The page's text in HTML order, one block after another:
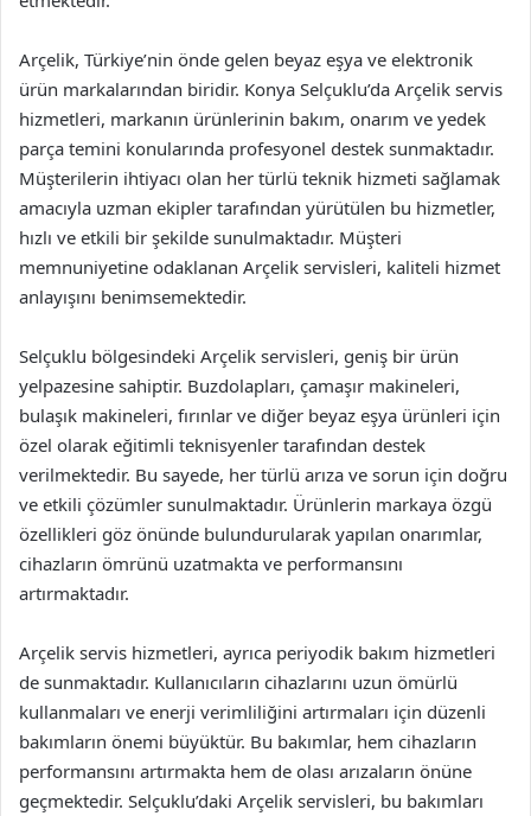
Arçelik, Türkiye’nin önde gelen beyaz eşya ve elektronik
ürün markalarından biridir. Konya Selçuklu’da Arçelik servis
hizmetleri, markanın ürünlerinin bakım, onarım ve yedek
parça temini konularında profesyonel destek sunmaktadır.
Müşterilerin ihtiyacı olan her türlü teknik hizmeti sağlamak
amacıyla uzman ekipler tarafından yürütülen bu hizmetler,
hızlı ve etkili bir şekilde sunulmaktadır. Müşteri
memnuniyetine odaklanan Arçelik servisleri, kaliteli hizmet
anlayışını benimsemektedir.
Selçuklu bölgesindeki Arçelik servisleri, geniş bir ürün
yelpazesine sahiptir. Buzdolapları, çamaşır makineleri,
bulaşık makineleri, fırınlar ve diğer beyaz eşya ürünleri için
özel olarak eğitimli teknisyenler tarafından destek
verilmektedir. Bu sayede, her türlü arıza ve sorun için doğru
ve etkili çözümler sunulmaktadır. Ürünlerin markaya özgü
özellikleri göz önünde bulundurularak yapılan onarımlar,
cihazların ömrünü uzatmakta ve performansını
artırmaktadır.
Arçelik servis hizmetleri, ayrıca periyodik bakım hizmetleri
de sunmaktadır. Kullanıcıların cihazlarını uzun ömürlü
kullanmaları ve enerji verimliliğini artırmaları için düzenli
bakımların önemi büyüktür. Bu bakımlar, hem cihazların
performansını artırmakta hem de olası arızaların önüne
geçmektedir. Selçuklu’daki Arçelik servisleri, bu bakımları